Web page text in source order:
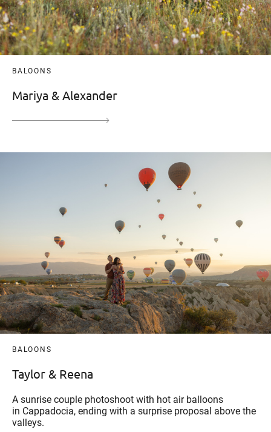
BALOONS
Mariya & Alexander
BALOONS
Taylor & Reena
A sunrise couple photoshoot with hot air balloons
in Cappadocia, ending with a surprise proposal above the
valleys.